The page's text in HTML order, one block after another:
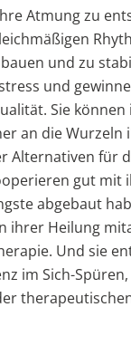
Atmung zu
und zu
und
Sie
an die Wurzeln
Alternativen für
gut mit
abgebaut
ihrer Heilung
Und sie
im Sich-